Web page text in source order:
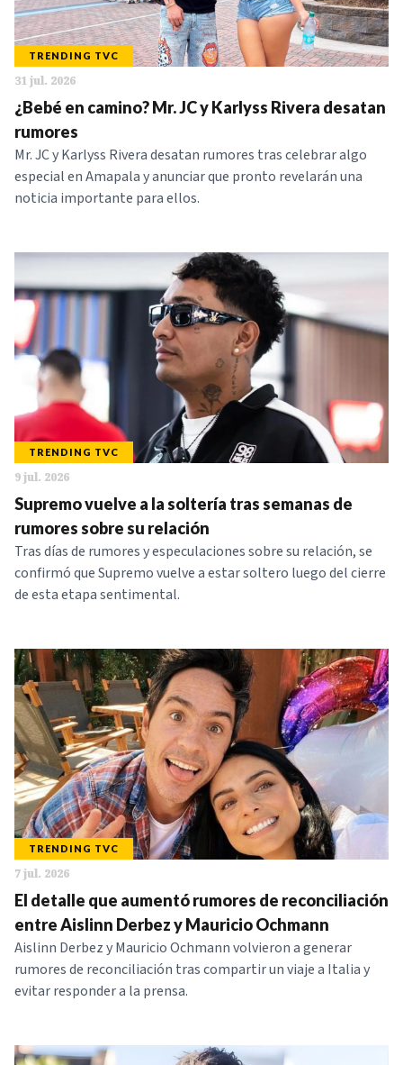
TRENDING TVC
31 jul. 2026
¿Bebé en camino? Mr. JC y Karlyss Rivera desatan
rumores
Mr. JC y Karlyss Rivera desatan rumores tras celebrar algo
especial en Amapala y anunciar que pronto revelarán una
noticia importante para ellos.
TRENDING TVC
9 jul. 2026
Supremo vuelve a la soltería tras semanas de
rumores sobre su relación
Tras días de rumores y especulaciones sobre su relación, se
confirmó que Supremo vuelve a estar soltero luego del cierre
de esta etapa sentimental.
TRENDING TVC
7 jul. 2026
El detalle que aumentó rumores de reconciliación
entre Aislinn Derbez y Mauricio Ochmann
Aislinn Derbez y Mauricio Ochmann volvieron a generar
rumores de reconciliación tras compartir un viaje a Italia y
evitar responder a la prensa.